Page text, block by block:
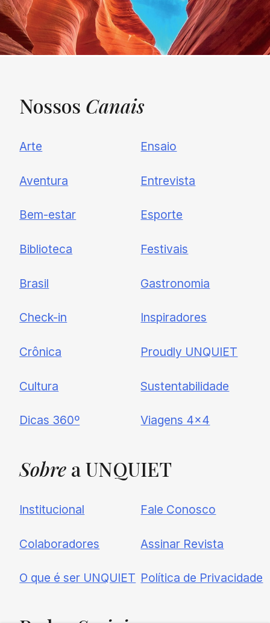
UNQUIET
Newsletter
nossas novidades.
Nossos Canais
Arte
Aventura
Bem-estar
Biblioteca
Brasil
Check-in
Crônica
Cultura
Dicas 360º
Ensaio
Entrevista
Esporte
Festivais
Gastronomia
Inspiradores
Proudly UNQUIET
Sustentabilidade
Viagens 4×4
Sobre a UNQUIET
Institucional
Colaboradores
O que é ser UNQUIET
Fale Conosco
Assinar Revista
Política de Privacidade